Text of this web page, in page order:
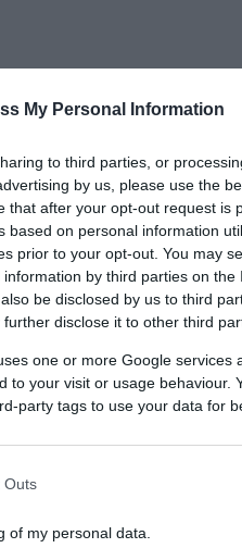
My Personal Information
to third parties, or
by us, please use the
that after your opt-out request is
based on personal information
prior to your opt-out. You may
by third parties on the
be disclosed by us to third
disclose it to other third
one or more Google services
to your visit or usage behaviour.
party tags to use your data for
Outs
of my personal data.
vesz részt, a BDK
üzemeltetőjeként
pedig a rendszerintegrátor.
főként a főváros
hogy Budapest az okos